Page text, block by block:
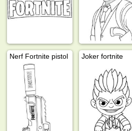
Nerf Fortnite pistol Joker fortnite